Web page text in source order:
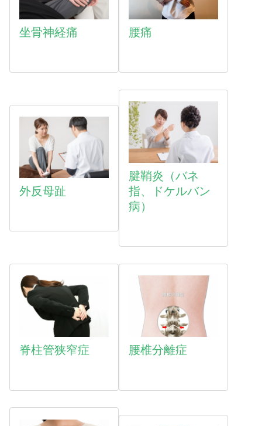
坐骨神経痛 腰痛
外反母趾
腱鞘炎（バネ
指、ドケルバン
病）
脊柱管狭窄症 腰椎分離症